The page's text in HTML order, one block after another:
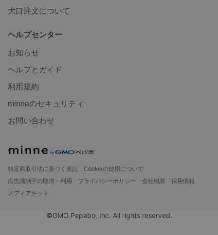
大口注文について
ヘルプセンター
お知らせ
ヘルプとガイド
利用規約
minneのセキュリティ
お問い合わせ
特定商取引法に基づく表記
Cookieの使用について
広告識別子の取得・利用
プライバシーポリシー 会社概要
採用情報
メディアキット
©GMO Pepabo, Inc. All rights reserved.